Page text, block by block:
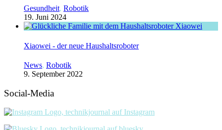
Gesundheit, Robotik
19. Juni 2024
Xiaowei - der neue Haushaltsroboter
News, Robotik
9. September 2022
Social-Media